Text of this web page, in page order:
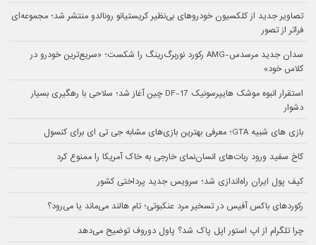
تصاویر جدید از کلکسیون خودروهای بی‌نظیر کریستیانو رونالدو منتشر شد؛ مجموعه‌ای
فراتر از تصور
سدان جدید مرسدس-AMG رکورد نوربرگ‌رینگ را شکست؛ «سریع‌ترین خودرو در
کلاس خود»
استقرار انبوه موشک هایپرسونیک DF-17 چین آغاز شد؛ سلاحی با رهگیری بسیار
دشوار
بازی های شبیه GTA؛ معرفی بهترین بازی‌های مشابه جی تی ای برای کنسول
کاخ سفید ورود ربات‌های انسان‌نمای خارجی به خاک آمریکا را ممنوع کرد
کیف پول ایران راه‌اندازی شد؛ سرویس جدید پرداختی کشور
رکوردهای باکس آفیس در تسخیر مرد عنکبوتی؛ تام هالند می‌ماند یا می‌رود؟
چرا تلگرام از اپ استور اپل پاک شد؟ پاول دوروف توضیح می‌دهد